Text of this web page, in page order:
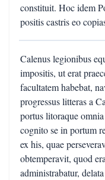
constituit. Hoc idem
positis castris eo
Calenus legionibus
impositis, ut erat
facultatem habebat,
progressus litteras a
portus litoraque
cognito se in portum
ex his, quae
obtemperavit, quod
administrabatur,